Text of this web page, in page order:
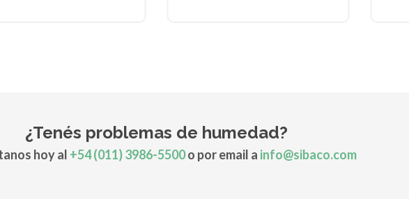
¿Tenés problemas de humedad?
hoy al +54 (011) 3986-5500o por email a info@sibaco.com